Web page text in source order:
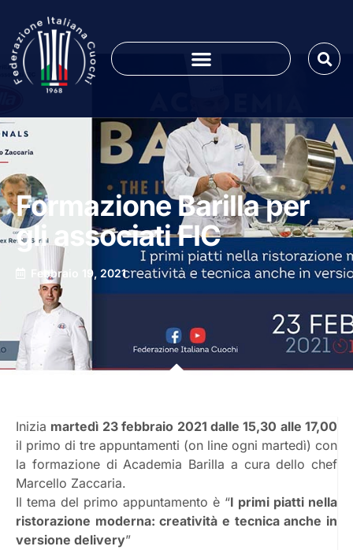
Formazione Barilla per
gli associati FIC
Febbraio 19, 2021
Inizia martedì 23 febbraio 2021 dalle 15,30 alle 17,00
il primo di tre appuntamenti (on line ogni martedì) con
la formazione di Academia Barilla a cura dello chef
Marcello Zaccaria.
Il tema del primo appuntamento è “I primi piatti nella
ristorazione moderna: creatività e tecnica anche in
versione delivery”